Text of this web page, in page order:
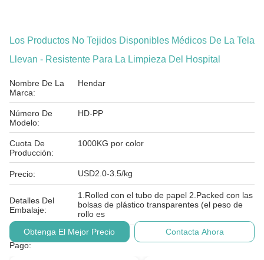
Los Productos No Tejidos Disponibles Médicos De La Tela
Llevan - Resistente Para La Limpieza Del Hospital
Nombre De La
Marca:
Hendar
Número De
Modelo:
HD-PP
Cuota De
Producción:
1000KG por color
Precio: USD2.0-3.5/kg
Detalles Del
Embalaje:
1.Rolled con el tubo de papel 2.Packed con las
bolsas de plástico transparentes (el peso de
rollo es
Condiciones De
Pago:
T/T
Obtenga El Mejor Precio Contacta Ahora